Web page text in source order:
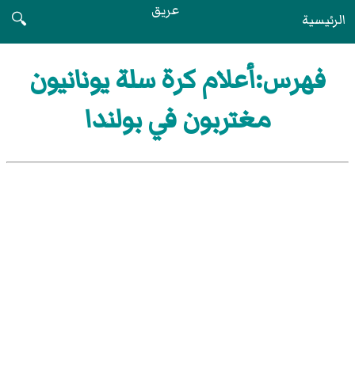
الرئيسية عريق
🔍
فهرس:أعلام كرة سلة يونانيون
مغتربون في بولندا